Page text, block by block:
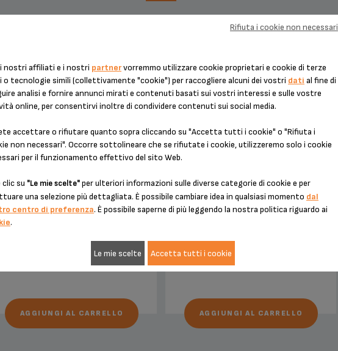
Indispensabile per il contenitore
AGGIUNGI AL CARRELLO
Perfora la capsula
AGGIUNGI AL CARRELLO
nostri affiliati e i nostri partnervorremmo utilizzare cookie proprietari e cookie di terze
o tecnologie simili (collettivamente "cookie") per raccogliere alcuni dei vostri dati al fine di
analisi e fornire annunci mirati e contenuti basati sui vostri interessi e sulle vostre
online, per consentirvi inoltre di condividere contenuti sui social media.
accettare o rifiutare quanto sopra cliccando su "Accetta tutti i cookie" o "Rifiuta i
non necessari". Occorre sottolineare che se rifiutate i cookie, utilizzeremo solo i cookie
per il funzionamento effettivo del sito Web.
clic su "Le mie scelte"per ulteriori informazioni sulle diverse categorie di cookie e per
una selezione più dettagliata. È possibile cambiare idea in qualsiasi momento dal
centro di preferenza. È possibile saperne di più leggendo la nostra politica riguardo ai
.
Rifiuta i cookie non necessari
Le mie scelte Accetta tutti i cookie